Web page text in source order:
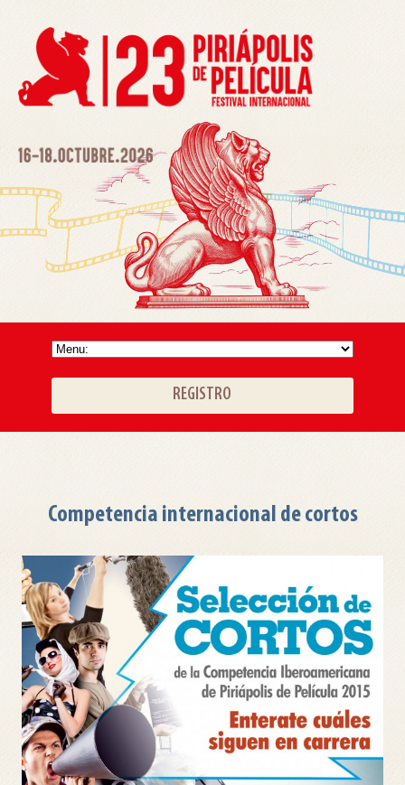
REGISTRO
Competencia internacional de cortos